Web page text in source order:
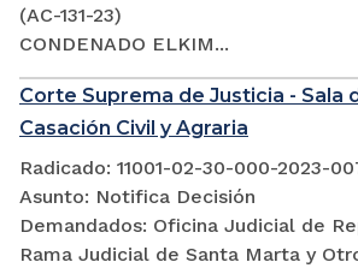
(AC-131-23)
CONDENADO ELKIM...
Corte Suprema de Justicia - Sala
Casación Civil y Agraria
Radicado: 11001-02-30-000-2023-
Asunto: Notifica Decisión
Demandados: Oficina Judicial de
Rama Judicial de Santa Marta y